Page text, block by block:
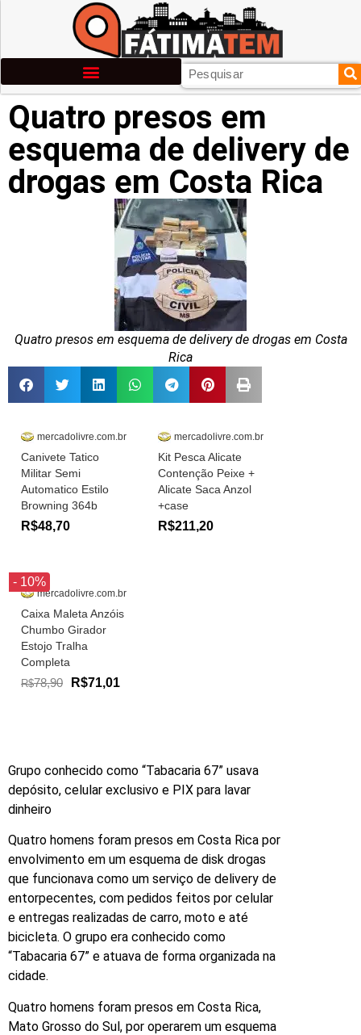
Quatro presos em
esquema de delivery de
drogas em Costa Rica
Quatro presos em esquema de delivery de drogas em Costa
Rica
mercadolivre.com.br
Canivete Tatico
Militar Semi
Automatico Estilo
Browning 364b
R$48,70
mercadolivre.com.br
Kit Pesca Alicate
Contenção Peixe +
Alicate Saca Anzol
+case
R$211,20
- 10%
mercadolivre.com.br
Caixa Maleta Anzóis
Chumbo Girador
Estojo Tralha
Completa
R$78,90 R$71,01
Grupo conhecido como “Tabacaria 67” usava
depósito, celular exclusivo e PIX para lavar
dinheiro
Quatro homens foram presos em Costa Rica por
envolvimento em um esquema de disk drogas
que funcionava como um serviço de delivery de
entorpecentes, com pedidos feitos por celular
e entregas realizadas de carro, moto e até
bicicleta. O grupo era conhecido como
“Tabacaria 67” e atuava de forma organizada na
cidade.
Quatro homens foram presos em Costa Rica,
Mato Grosso do Sul, por operarem um esquema